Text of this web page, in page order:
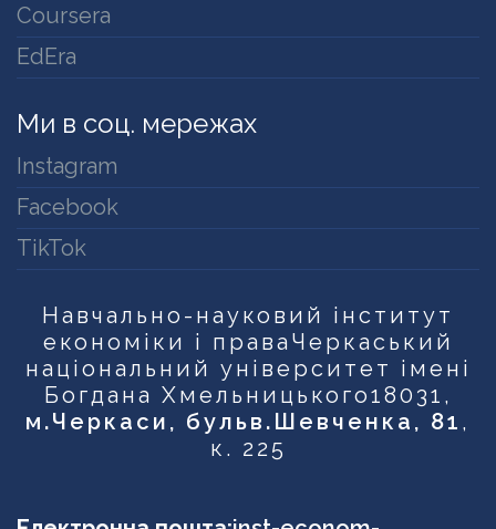
Coursera
EdEra
Ми в соц. мережах
Instagram
Facebook
TikTok
Навчально-науковий інститут
економіки і права Черкаський
національний університет імені
Богдана Хмельницького18031,
м.Черкаси, бульв.Шевченка, 81 ,
к. 225